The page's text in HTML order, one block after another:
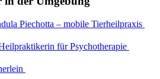
Piechotta – mobile Tierheilpraxis
für Psychotherapie